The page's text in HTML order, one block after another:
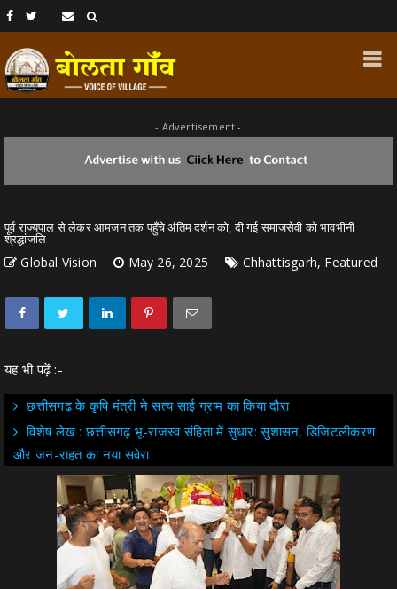
- Advertisement -
पूर्व राज्यपाल से लेकर आमजन तक पहुँचे अंतिम दर्शन को, दी गई समाजसेवी को भावभीनी
श्रद्धांजलि
Global Vision May 26, 2025 Chhattisgarh, Featured
यह भी पढ़ें :-
छत्तीसगढ़ के कृषि मंत्री ने सत्य साई ग्राम का किया दौरा
विशेष लेख : छत्तीसगढ़ भू-राजस्व संहिता में सुधार: सुशासन, डिजिटलीकरण
और जन-राहत का नया सवेरा